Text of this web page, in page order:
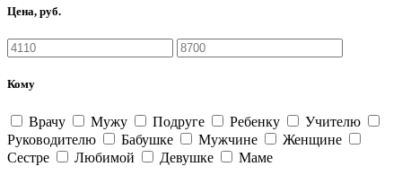
Цена, руб.
Кому
Врачу Мужу Подруге Ребенку
Учителю
Руководителю
Бабушке Мужчине
Женщине
Сестре
Любимой Девушке Маме